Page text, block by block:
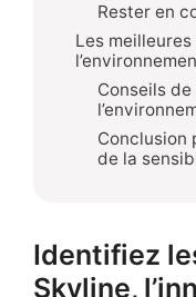
Rester en
Les
Conseils
Conclusion
de la
Identifiez
Skyline,